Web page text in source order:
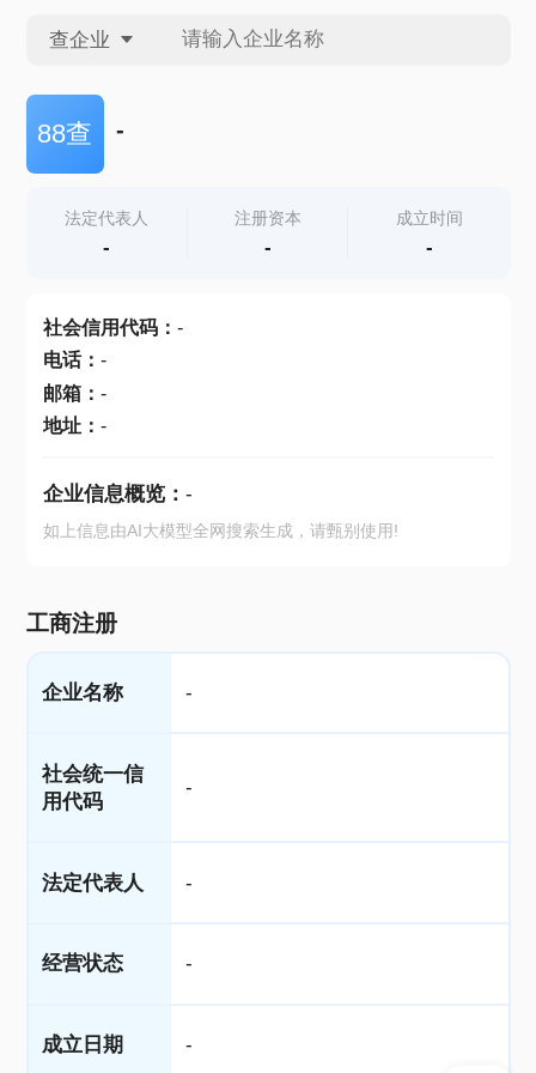
查企业
查企业
查产地
88查 -
法定代表人
-
注册资本
-
成立时间
-
社会信用代码： -
电话： -
邮箱： -
地址： -
企业信息概览： -
如上信息由AI大模型全网搜索生成，请甄别使用!
工商注册
企业名称 -
社会统一信
用代码
-
法定代表人 -
经营状态 -
成立日期 -